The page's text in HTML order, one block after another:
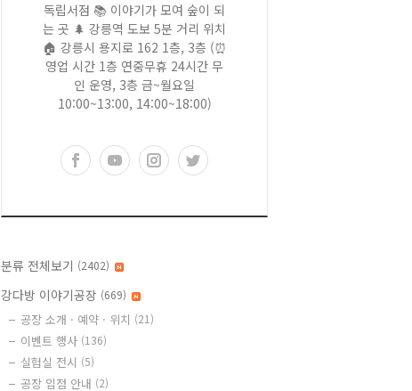
독립서점 📚 이야기가 모여 숲이 되
는 곳 🌲 강릉역 도보 5분 거리 위치
🏠 강릉시 용지로 162 1층, 3층 (⏰
영업 시간 1층 연중무휴 24시간 무
인 운영, 3층 금~월요일
10:00~13:00, 14:00~18:00)
분류 전체보기 (2402)
강다방 이야기공장 (669)
공장 소개 · 예약 · 위치 (21)
이벤트 행사 (136)
실험실 전시 (5)
공장 입점 안내 (2)